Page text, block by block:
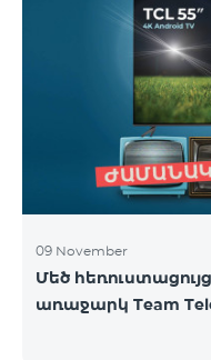
09 November
Մեծ
առաջարկ Team